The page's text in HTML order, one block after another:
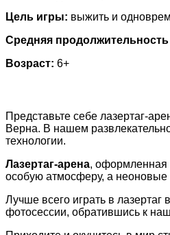
Цель игры: выжить и
Средняя
Возраст: 6+
Представьте себе лазертаг-
Верна. В нашем
технологии.
Лазертаг-арена, оформленная
особую атмосферу, а неоновые
Лучше всего играть в
фотосессии, обратившись к